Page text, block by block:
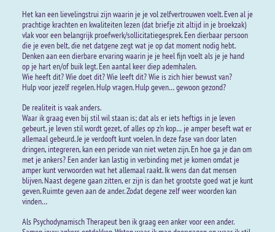
Het kan een lievelingstrui zijn waarin je je vol zelfvertrouwen voelt. Even al je
prachtige krachten en kwaliteiten lezen (dat briefje zit altijd in je broekzak)
vlak voor een belangrijk proefwerk/sollicitatiegesprek. Een dierbaar persoon
die je even belt, die net datgene zegt wat je op dat moment nodig hebt.
Denken aan een dierbare ervaring waarin je je heel fijn voelt als je je hand
op je hart en/of buik legt. Een aantal keer diep ademhalen.
Wie heeft dit? Wie doet dit? Wie leeft dit? Wie is zich hier bewust van?
Hulp voor jezelf regelen. Hulp vragen. Hulp geven… gewoon gezond?
De realiteit is vaak anders.
Waar ik graag even bij stil wil staan is; dat als er iets heftigs in je leven
gebeurt, je leven stil wordt gezet, of alles op z’n kop… je amper beseft wat er
allemaal gebeurd. Je je verdooft kunt voelen. In deze fase van door laten
dringen, integreren, kan een periode van niet weten zijn. En hoe ga je dan om
met je ankers? Een ander kan lastig in verbinding met je komen omdat je
amper kunt verwoorden wat het allemaal raakt. Ik wens dan dat mensen
blijven. Naast degene gaan zitten, er zijn is dan het grootste goed wat je kunt
geven. Ruimte geven aan de ander. Zodat degene zelf weer woorden kan
vinden…
Als Psychodynamisch Therapeut ben ik graag een anker voor een ander.